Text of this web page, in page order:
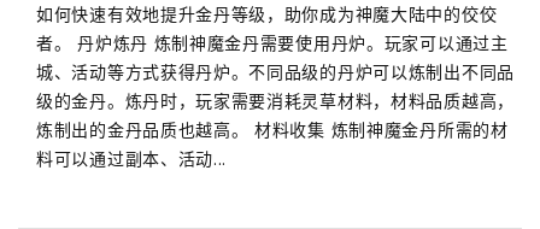
如何快速有效地提升金丹等级，助你成为神魔大陆中的佼佼
者。 丹炉炼丹 炼制神魔金丹需要使用丹炉。玩家可以通过主
城、活动等方式获得丹炉。不同品级的丹炉可以炼制出不同品
级的金丹。炼丹时，玩家需要消耗灵草材料，材料品质越高，
炼制出的金丹品质也越高。 材料收集 炼制神魔金丹所需的材
料可以通过副本、活动...